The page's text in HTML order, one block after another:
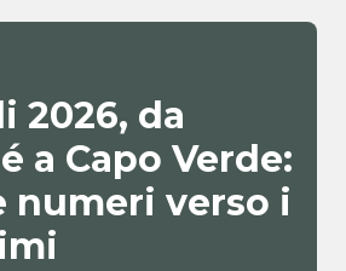
2026, da
a Capo Verde:
numeri verso i